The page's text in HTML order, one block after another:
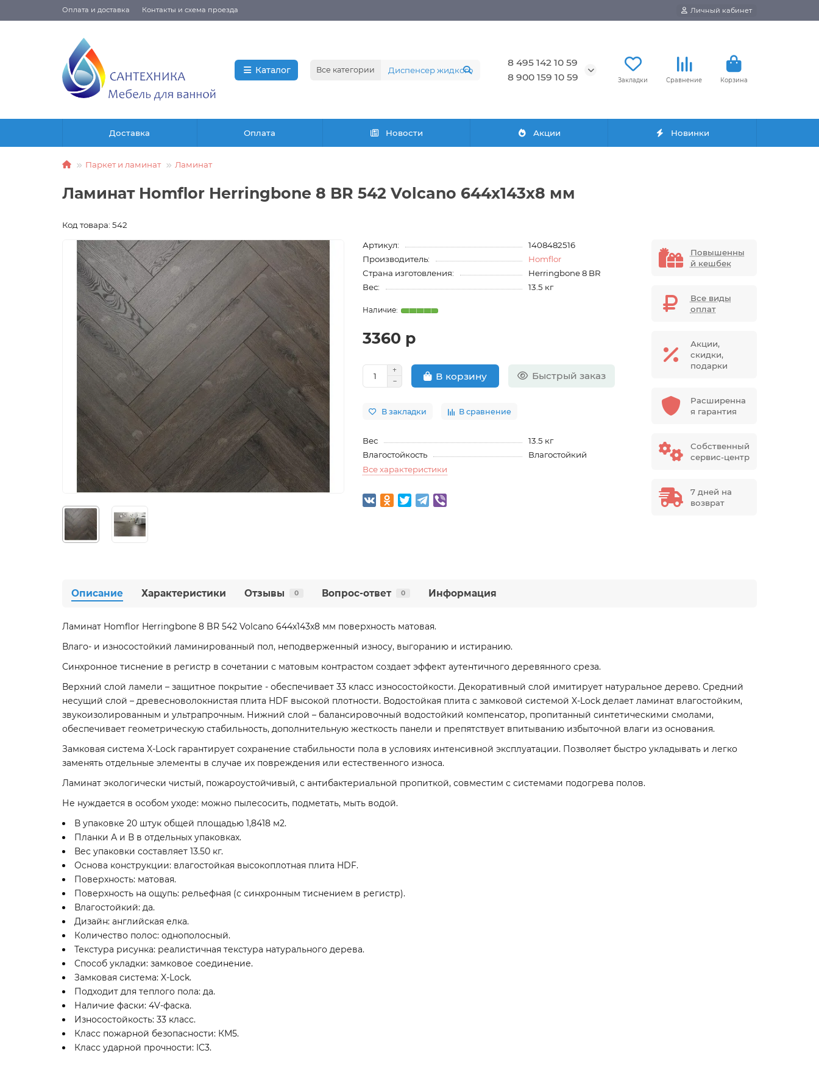
Оплата и доставка Контакты и схема проезда Личный кабинет
Каталог Все категории
8 495 142 10 59
8 900 159 10 59
Закладки Сравнение Корзина
Доставка Оплата Новости Акции Новинки
Паркет и ламинат Ламинат
Ламинат Homflor Herringbone 8 BR 542 Volcano 644х143х8 мм
Код товара: 542
Артикул:
1408482516
Производитель:
Homflor
Страна изготовления:
Herringbone 8 BR
Вес:
13.5 кг
3360 р
В корзину Быстрый заказ
В закладки В сравнение
Вес
13.5 кг
Влагостойкость
Влагостойкий
Все характеристики
Повышенны
й кешбек
Все виды
оплат
Акции,
скидки,
подарки
Расширенна
я гарантия
Собственный
сервис-центр
7 дней на
возврат
Описание Характеристики Отзывы 0 Вопрос-ответ 0 Информация
Ламинат Homflor Herringbone 8 BR 542 Volcano 644х143х8 мм поверхность матовая.
Влаго- и износостойкий ламинированный пол, неподверженный износу, выгоранию и истиранию.
Синхронное тиснение в регистр в сочетании с матовым контрастом создает эффект аутентичного деревянного среза.
Верхний слой ламели – защитное покрытие - обеспечивает 33 класс износостойкости. Декоративный слой имитирует натуральное дерево. Средний
несущий слой – древесноволокнистая плита HDF высокой плотности. Водостойкая плита с замковой системой X-Lock делает ламинат влагостойким,
звукоизолированным и ультрапрочным. Нижний слой – балансировочный водостойкий компенсатор, пропитанный синтетическими смолами,
обеспечивает геометрическую стабильность, дополнительную жесткость панели и препятствует впитыванию избыточной влаги из основания.
Замковая система X-Lock гарантирует сохранение стабильности пола в условиях интенсивной эксплуатации. Позволяет быстро укладывать и легко
заменять отдельные элементы в случае их повреждения или естественного износа.
Ламинат экологически чистый, пожароустойчивый, с антибактериальной пропиткой, совместим с системами подогрева полов.
Не нуждается в особом уходе: можно пылесосить, подметать, мыть водой.
В упаковке 20 штук общей площадью 1,8418 м2.
Планки А и В в отдельных упаковках.
Вес упаковки составляет 13.50 кг.
Основа конструкции: влагостойкая высокоплотная плита HDF.
Поверхность: матовая.
Поверхность на ощупь: рельефная (с синхронным тиснением в регистр).
Влагостойкий: да.
Дизайн: английская елка.
Количество полос: однополосный.
Текстура рисунка: реалистичная текстура натурального дерева.
Способ укладки: замковое соединение.
Замковая система: X-Lock.
Подходит для теплого пола: да.
Наличие фаски: 4V-фаска.
Износостойкость: 33 класс.
Класс пожарной безопасности: КМ5.
Класс ударной прочности: IC3.